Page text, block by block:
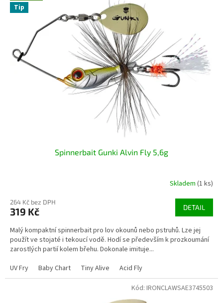
Tip
Spinnerbait Gunki Alvin Fly 5,6g
Skladem (1 ks)
264 Kč bez DPH
319 Kč DETAIL
Malý kompaktní spinnerbait pro lov okounů nebo pstruhů. Lze jej
použít ve stojaté i tekoucí vodě. Hodí se především k prozkoumání
zarostlých partií kolem břehu. Dokonale imituje...
UV Fry
Baby Chart Tiny Alive Acid Fly
Kód: IRONCLAWSAE3745503